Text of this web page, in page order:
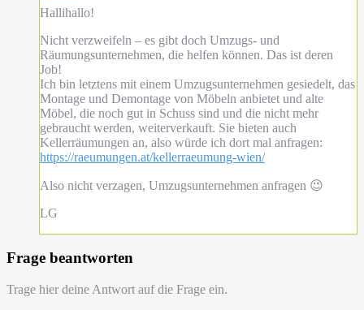
Hallihallo!
Nicht verzweifeln – es gibt doch Umzugs- und
Räumungsunternehmen, die helfen können. Das ist deren
Job!
Ich bin letztens mit einem Umzugsunternehmen gesiedelt, das
Montage und Demontage von Möbeln anbietet und alte
Möbel, die noch gut in Schuss sind und die nicht mehr
gebraucht werden, weiterverkauft. Sie bieten auch
Kellerräumungen an, also würde ich dort mal anfragen:
https://raeumungen.at/kellerraeumung-wien/
Also nicht verzagen, Umzugsunternehmen anfragen 😉
LG
Frage beantworten
Trage hier deine Antwort auf die Frage ein.